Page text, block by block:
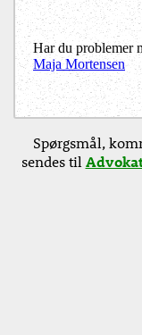
Har du problemer
Maja Mortensen
Spørgsmål,
sendes til